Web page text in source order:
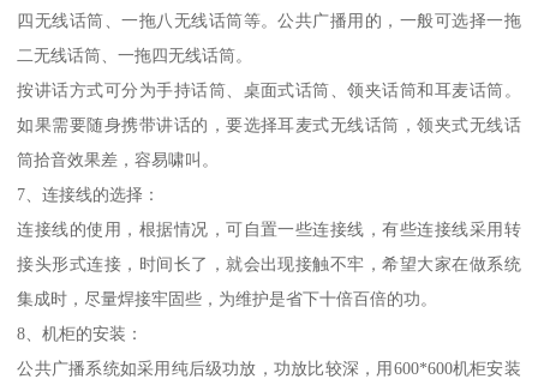
四无线话筒、一拖八无线话筒等。公共广播用的，一般可选择一拖
二无线话筒、一拖四无线话筒。
按讲话方式可分为手持话筒、桌面式话筒、领夹话筒和耳麦话筒。
如果需要随身携带讲话的，要选择耳麦式无线话筒，领夹式无线话
筒拾音效果差，容易啸叫。
7、连接线的选择：
连接线的使用，根据情况，可自置一些连接线，有些连接线采用转
接头形式连接，时间长了，就会出现接触不牢，希望大家在做系统
集成时，尽量焊接牢固些，为维护是省下十倍百倍的功。
8、机柜的安装：
公共广播系统如采用纯后级功放，功放比较深，用600*600机柜安装